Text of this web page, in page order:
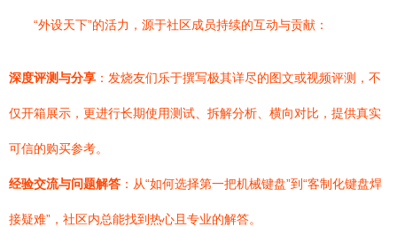
“外设天下”的活力，源于社区成员持续的互动与贡献：
深度评测与分享 ：发烧友们乐于撰写极其详尽的图文或视频评测，不
仅开箱展示，更进行长期使用测试、拆解分析、横向对比，提供真实
可信的购买参考。
经验交流与问题解答 ：从“如何选择第一把机械键盘”到“客制化键盘焊
接疑难”，社区内总能找到热心且专业的解答。